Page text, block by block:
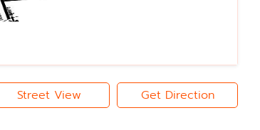
Street View Get Direction